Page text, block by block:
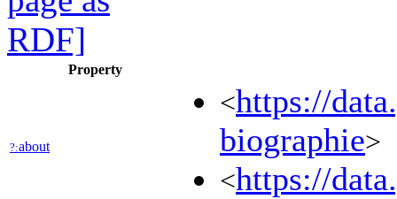
Property
?:about
<https://
biographie>
<https://